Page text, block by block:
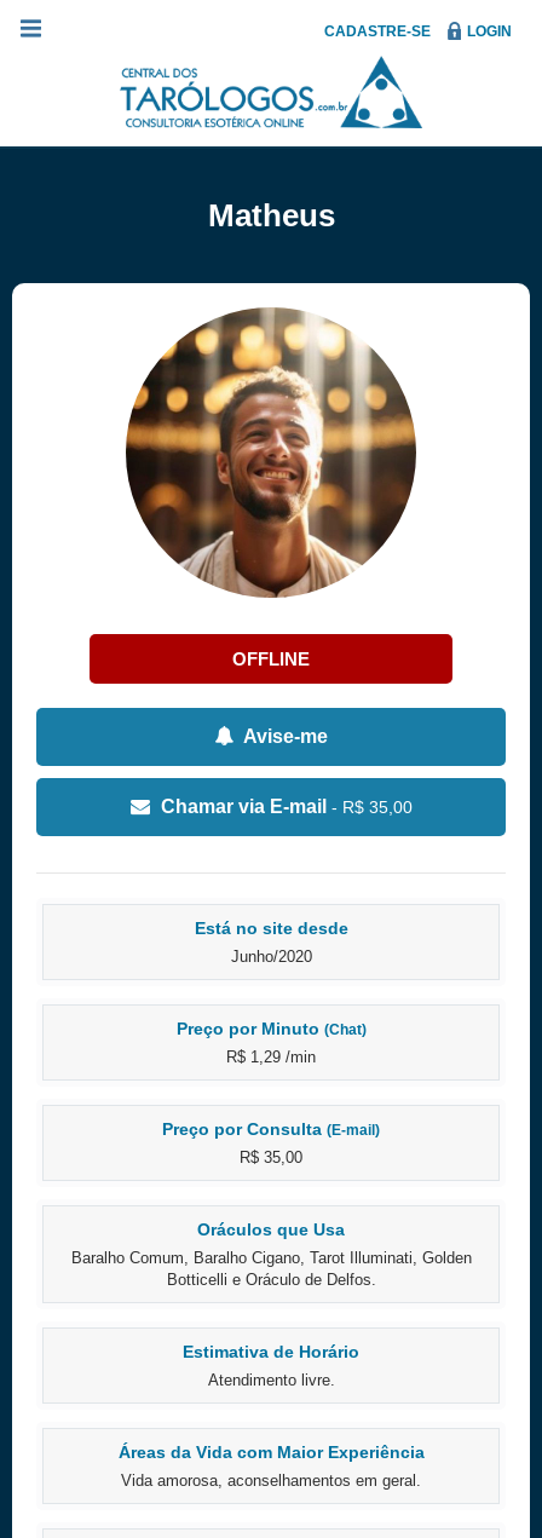
CADASTRE-SE LOGIN
Matheus
OFFLINE
Avise-me
Chamar via E-mail - R$ 35,00
Está no site desde
Junho/2020
Preço por Minuto (Chat)
R$ 1,29 /min
Preço por Consulta (E-mail)
R$ 35,00
Oráculos que Usa
Baralho Comum, Baralho Cigano, Tarot Illuminati, Golden
Botticelli e Oráculo de Delfos.
Estimativa de Horário
Atendimento livre.
Áreas da Vida com Maior Experiência
Vida amorosa, aconselhamentos em geral.